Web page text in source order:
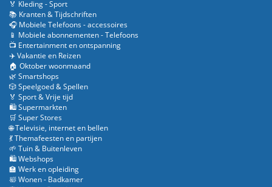
🏅 Kleding - Sport
📚 Kranten & Tijdschriften
🎧 Mobiele Telefoons - accessoires
📱 Mobiele abonnementen - Telefoons
📺 Entertainment en ontspanning
✈️ Vakantie en Reizen
🏠 Oktober woonmaand
🌿 Smartshops
🎲 Speelgoed & Spellen
🏅 Sport & Vrije tijd
🛍️ Supermarkten
🛒 Super Stores
🌐 Televisie, internet en bellen
💃 Themafeesten en partijen
🌱 Tuin & Buitenleven
🛍️ Webshops
🏫 Werk en opleiding
🛀 Wonen - Badkamer